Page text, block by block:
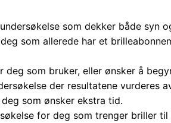
som dekker både syn
som allerede har et
som bruker, eller ønsker å
der resultatene vurderes
som ønsker ekstra tid.
for deg som trenger briller